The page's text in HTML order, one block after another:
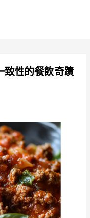
致性的餐飲奇蹟